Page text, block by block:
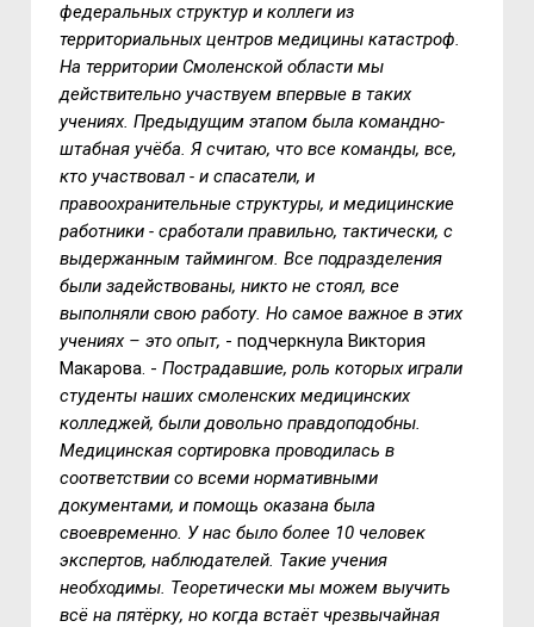
федеральных структур и коллеги из
территориальных центров медицины катастроф.
На территории Смоленской области мы
действительно участвуем впервые в таких
учениях. Предыдущим этапом была командно-
штабная учёба. Я считаю, что все команды, все,
кто участвовал - и спасатели, и
правоохранительные структуры, и медицинские
работники - сработали правильно, тактически, с
выдержанным таймингом. Все подразделения
были задействованы, никто не стоял, все
выполняли свою работу. Но самое важное в этих
учениях – это опыт, - подчеркнула Виктория
Макарова. - Пострадавшие, роль которых играли
студенты наших смоленских медицинских
колледжей, были довольно правдоподобны.
Медицинская сортировка проводилась в
соответствии со всеми нормативными
документами, и помощь оказана была
своевременно. У нас было более 10 человек
экспертов, наблюдателей. Такие учения
необходимы. Теоретически мы можем выучить
всё на пятёрку, но когда встаёт чрезвычайная